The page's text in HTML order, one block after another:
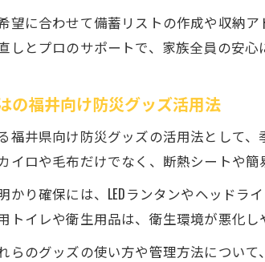
望に合わせて備蓄リストの作成や収納
しとプロのサポートで、家族全員の安心
の福井向け防災グッズ活用法
福井県向け防災グッズの活用法として
イロや毛布だけでなく、断熱シートや
かり確保には、LEDランタンやヘッド
トイレや衛生用品は、衛生環境が悪化し
らのグッズの使い方や管理方法につい